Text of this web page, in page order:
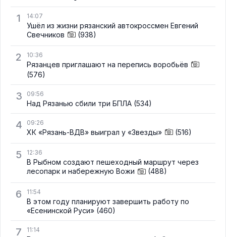
1
14:07
Ушёл из жизни рязанский автокроссмен Евгений
Свечников
(938)
2 10:36
Рязанцев приглашают на перепись воробьёв
(576)
3 09:56
Над Рязанью сбили три БПЛА (534)
4 09:26
ХК «Рязань-ВДВ» выиграл у «Звезды» (516)
5 12:36
В Рыбном создают пешеходный маршрут через
лесопарк и набережную Вожи
(488)
6 11:54
В этом году планируют завершить работу по
«Есенинской Руси» (460)
7 11:14